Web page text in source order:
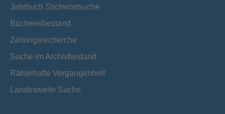
Jahrbuch Stichwortsuche
Büchereibestand
Zeitungsrecherche
Suche im Archivbestand
Rätselhafte Vergangenheit
Landesweite Suche